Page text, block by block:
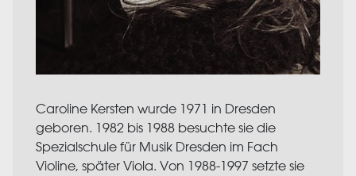
Caroline Kersten wurde 1971 in Dresden
geboren. 1982 bis 1988 besuchte sie die
Spezialschule für Musik Dresden im Fach
Violine, später Viola. Von 1988-1997 setzte sie